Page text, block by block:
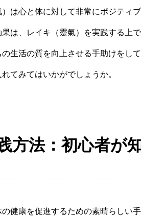
は心と体に対して非常にポジティ
は、レイキ（靈氣）を実践する上
生活の質を向上させる手助けをし
てみてはいかがでしょうか。
方法：初心者が
健康を促進するための素晴らしい